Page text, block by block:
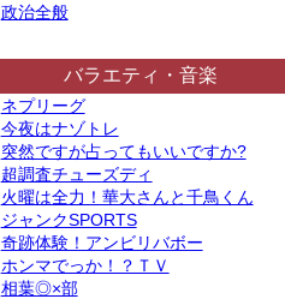
政治全般
バラエティ・音楽
ネプリーグ
今夜はナゾトレ
突然ですが占ってもいいですか?
超調査チューズディ
火曜は全力！華大さんと千鳥くん
ジャンクSPORTS
奇跡体験！アンビリバボー
ホンマでっか！？ＴＶ
相葉◎×部